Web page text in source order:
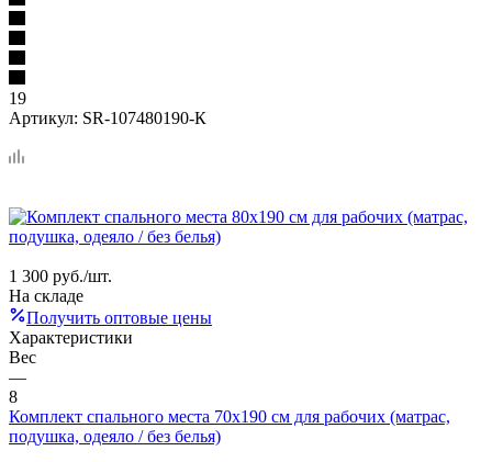
19
Артикул: SR-107480190-К
1 300 руб./шт.
На складе
Получить оптовые цены
Характеристики
Вес
—
8
Комплект спального места 70х190 см для рабочих (матрас,
подушка, одеяло / без белья)